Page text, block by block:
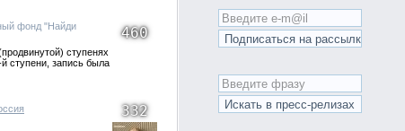
фонд "Найди
460
ступенях
ступени, запись была
332